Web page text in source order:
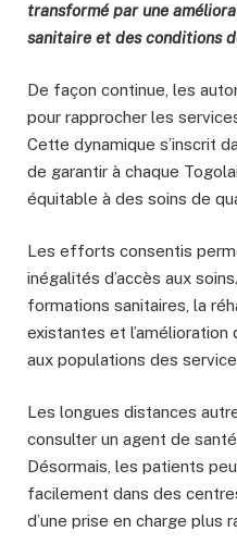
transformé par une
sanitaire et des conditions
De façon continue, les
pour rapprocher les
Cette dynamique s’inscrit
de garantir à chaque
équitable à des soins de
Les efforts consentis
inégalités d’accès aux
formations sanitaires, la
existantes et
aux populations des
Les longues distances
consulter un agent de
Désormais, les patients
facilement dans des
d’une prise en charge plus